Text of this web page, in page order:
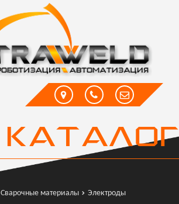
КАТАЛОГ
Сварочные материалы Электроды